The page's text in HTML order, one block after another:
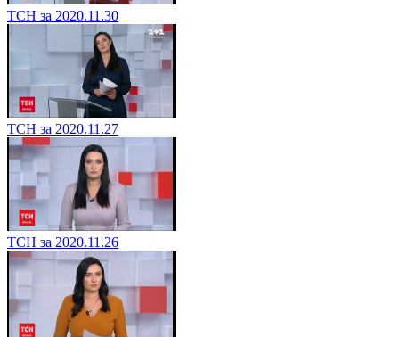
ТСН за 2020.11.30
ТСН за 2020.11.27
ТСН за 2020.11.26